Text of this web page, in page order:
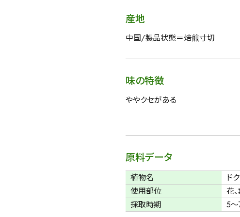
産地
中国/製品状態＝焙煎寸切
味の特徴
ややクセがある
原料データ
植物名
ド
使用部位
花
採取時期
5～